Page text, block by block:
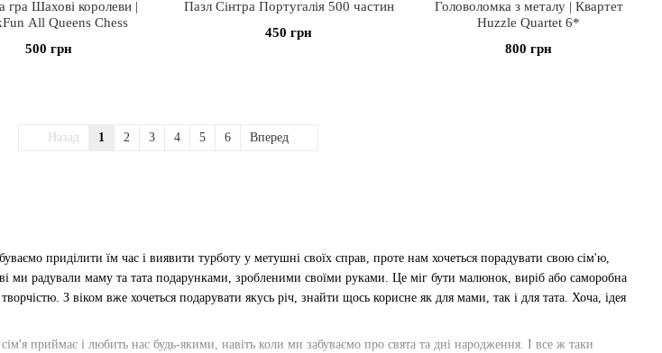
приділити їм час і виявити турботу у метушні своїх справ, проте нам хочеться порадувати свою сім'ю,
радували маму та тата подарунками, зробленими своїми руками. Це міг бути малюнок, виріб або саморобна
З віком вже хочеться подарувати якусь річ, знайти щось корисне як для мами, так і для тата. Хоча, ідея
приймає і любить нас будь-якими, навіть коли ми забуваємо про свята та дні народження. І все ж таки
гра Шахові королеви |
All Queens Chess
500 грн
Пазл Сінтра Португалія 500 частин
450 грн
Головоломка з металу | Квартет
Huzzle Quartet 6*
800 грн
Назад 1 2 3 4 5 6 Вперед